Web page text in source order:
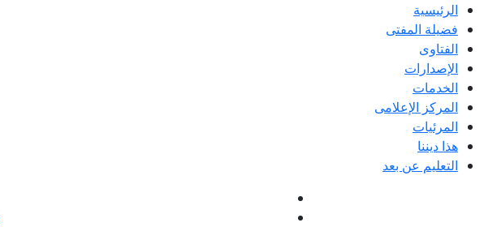
الرئيسية
فضيلة المفتى
الفتاوى
الإصدارات
الخدمات
المركز الإعلامى
المرئيات
هذا ديننا
التعليم عن بعد